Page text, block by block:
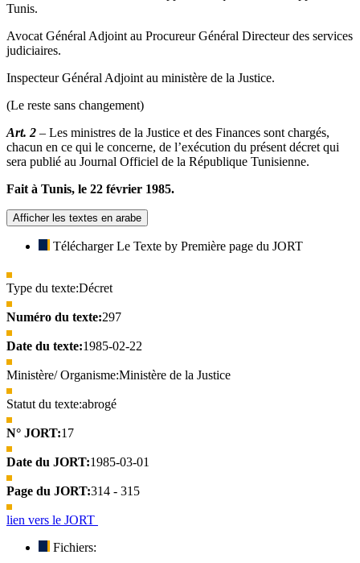
Tunis.
Avocat Général Adjoint au Procureur Général Directeur des services
judiciaires.
Inspecteur Général Adjoint au ministère de la Justice.
(Le reste sans changement)
Art. 2 – Les ministres de la Justice et des Finances sont chargés,
chacun en ce qui le concerne, de l’exécution du présent décret qui
sera publié au Journal Officiel de la République Tunisienne.
Fait à Tunis, le 22 février 1985.
Afficher les textes en arabe
Télécharger Le Texte by Première page du JORT
Type du texte:Décret
Numéro du texte:297
Date du texte:1985-02-22
Ministère/ Organisme:Ministère de la Justice
Statut du texte:abrogé
N° JORT:17
Date du JORT:1985-03-01
Page du JORT:314 - 315
lien vers le JORT
Fichiers: